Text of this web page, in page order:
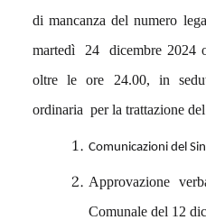
di mancanza del numero
martedì 24 dicembre 2024
oltre le ore 24.00, in
ordinaria per la trattazione
Comunicazioni del
Approvazione
Comunale del 12